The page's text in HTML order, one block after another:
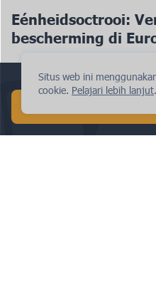
Situs web ini
cookie. Pelajari lebih lanjut.
Eénheidsoctrooi:
bescherming di
Lakukan pencarian AI